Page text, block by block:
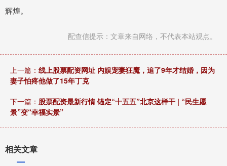
辉煌。
配查信提示：文章来自网络，不代表本站观点。
上一篇： 线上股票配资网址 内娱宠妻狂魔，追了9年才结婚，因为
妻子怕疼他做了15年丁克
下一篇： 股票配资最新行情 锚定“十五五”北京这样干 | “民生愿
景”变“幸福实景”
相关文章